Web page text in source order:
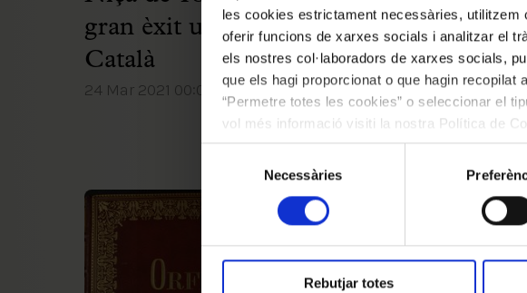
les cookies estrictament necessàries,
oferir funcions de xarxes socials i analitzar el
els nostres col·laboradors de xarxes socials,
que els hagi proporcionat o que hagin
“Permetre totes les cookies” o seleccionar el
vol més informació visiti la nostra Política de
les cookies en qualsevol moment.
Necessàries
Rebutjar totes
gran èxit universal de l'Orfeó
Català
24 Mar 2021 00:00:00
York
8 Mar